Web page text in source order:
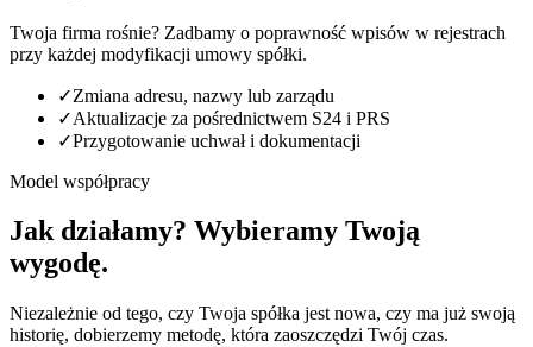
Twoja firma rośnie? Zadbamy o poprawność wpisów w rejestrach
przy każdej modyfikacji umowy spółki.
✓Zmiana adresu, nazwy lub zarządu
✓Aktualizacje za pośrednictwem S24 i PRS
✓Przygotowanie uchwał i dokumentacji
Model współpracy
Jak działamy? Wybieramy Twoją
wygodę.
Niezależnie od tego, czy Twoja spółka jest nowa, czy ma już swoją
historię, dobierzemy metodę, która zaoszczędzi Twój czas.